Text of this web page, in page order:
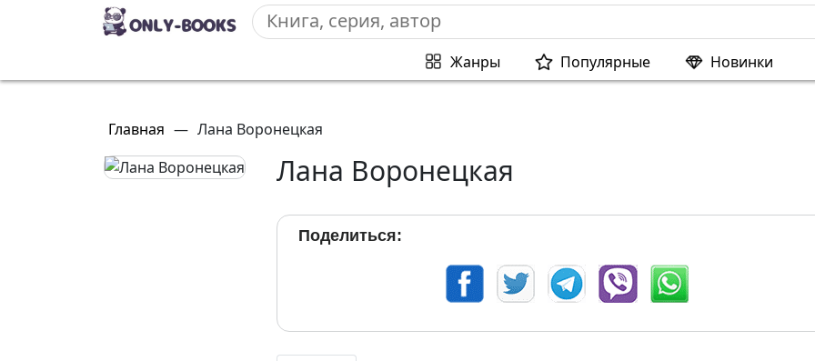
Жанры Популярные Новинки
Главная — Лана Воронецкая
Лана Воронецкая
Поделиться: